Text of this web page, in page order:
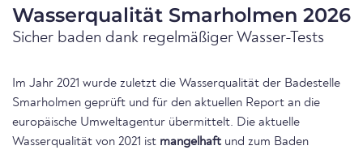
Wasserqualität Smarholmen 2026
Sicher baden dank regelmäßiger Wasser-Tests
Im Jahr 2021 wurde zuletzt die Wasserqualität der Badestelle
Smarholmen geprüft und für den aktuellen Report an die
europäische Umweltagentur übermittelt. Die aktuelle
Wasserqualität von 2021 ist mangelhaft und zum Baden